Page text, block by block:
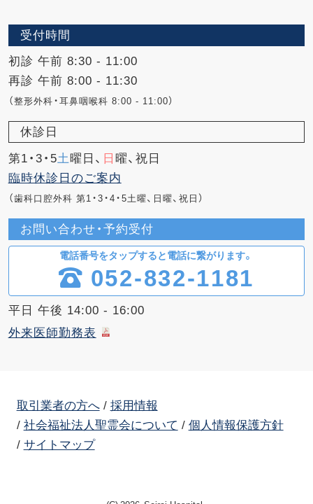
受付時間
初診 午前 8:30 - 11:00
再診 午前 8:00 - 11:30
（整形外科・耳鼻咽喉科 8:00 - 11:00）
休診日
第1・3・5土 曜日、 日 曜、祝日
臨時休診日のご案内
（歯科口腔外科 第1・3・4・5土曜、日曜、祝日）
お問い合わせ・予約受付
電話番号をタップすると電話に繋がります。
052-832-1181
平日 午後 14:00 - 16:00
外来医師勤務表
取引業者の方へ
採用情報
社会福祉法人聖霊会について
個人情報保護方針
サイトマップ